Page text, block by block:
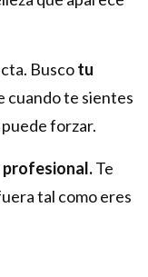
Buscotu
cuando te sientes
forzar.
profesional.Te
tal como eres